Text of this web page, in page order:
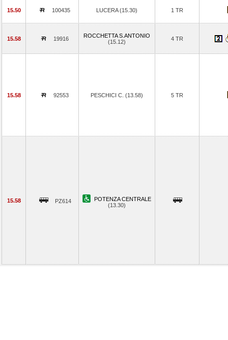
15.50 100435 LUCERA (15.30) 1 TR
15.58 19916
ROCCHETTA S.ANTONIO
(15.12)
4 TR
15.58 92553 PESCHICI C. (13.58) 5 TR
15.58 PZ614
POTENZA CENTRALE
(13.30)